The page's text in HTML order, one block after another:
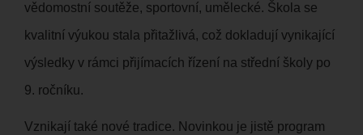
vědomostní soutěže, sportovní, umělecké. Škola se
kvalitní výukou stala přitažlivá, což dokladují vynikající
výsledky v rámci přijímacích řízení na střední školy po
9. ročníku.
Vznikají také nové tradice. Novinkou je jistě program